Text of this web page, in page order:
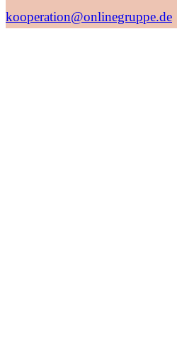
kooperation@onlinegruppe.de